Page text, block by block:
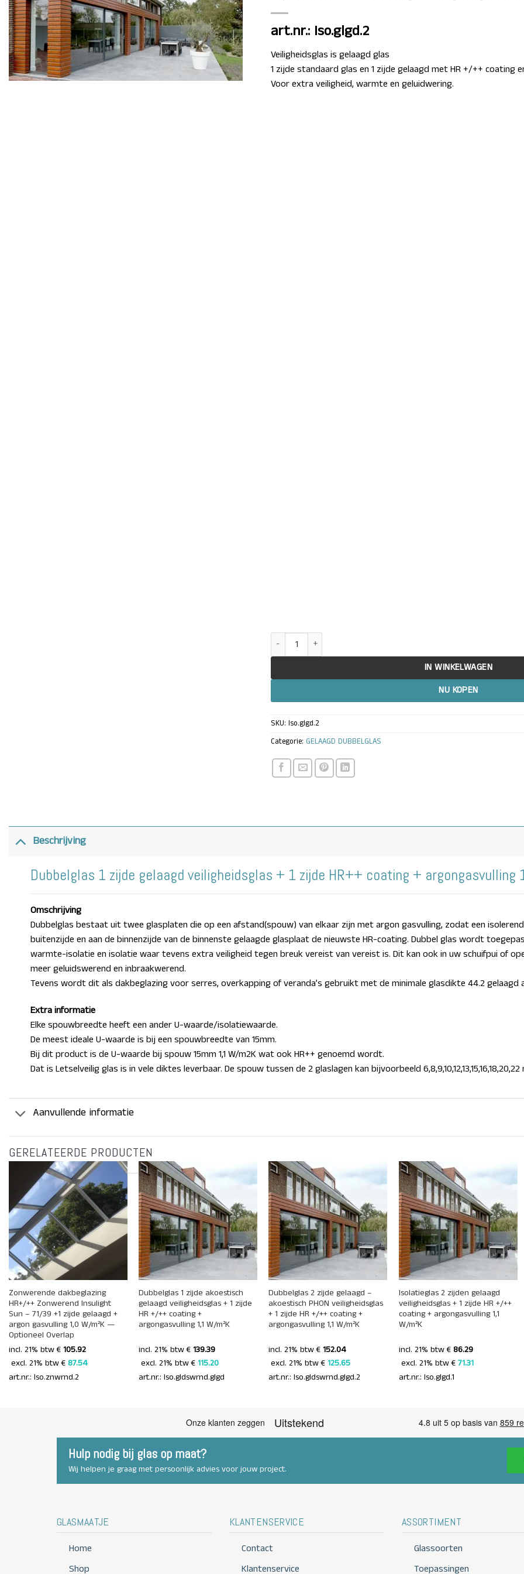
art.nr.: Iso.glgd.2
Veiligheidsglas is gelaagd glas
1 zijde standaard glas en 1 zijde gelaagd met HR +/++ coating
Voor extra veiligheid, warmte en geluidwering.
Dubbelglas 1 zijde gelaagd veiligheidsglas + 1 zijde HR++ coating +
IN WINKELWAGEN
NU KOPEN
SKU: Iso.glgd.2
Categorie: GELAAGD DUBBELGLAS
Beschrijving
Dubbelglas 1 zijde gelaagd veiligheidsglas + 1 zijde HR++ coating + argongasvulling
Omschrijving
Dubbelglas bestaat uit twee glasplaten die op een afstand(spouw) van elkaar zijn met argon gasvulling, zodat een
buitenzijde en aan de binnenzijde van de binnenste gelaagde glasplaat de nieuwste HR-coating. Dubbel glas wordt
warmte-isolatie en isolatie waar tevens extra veiligheid tegen breuk vereist van vereist is.Dit kan ook in uw schuifpui of
meer geluidswerend en inbraakwerend.
Tevens wordt dit als dakbeglazing voor serres, overkapping of veranda’s gebruikt met de minimale glasdikte 44.2 gelaagd
Extra informatie
Elke spouwbreedte heeft een ander U-waarde/isolatiewaarde.
De meest ideale U-waarde is bij een spouwbreedte van 15mm.
Bij dit product is de U-waarde bij spouw 15mm 1,1 W/m2K wat ook HR++ genoemd wordt.
Dat isLetselveilig glas is in vele diktes leverbaar.De spouw tussen de 2 glaslagen kan bijvoorbeeld
Aanvullende informatie
GERELATEERDE PRODUCTEN
+
Zonwerende dakbeglazing
HR+/++ Zonwerend Insulight
Sun – 71/39 +1 zijde gelaagd +
argon gasvulling 1,0 W/m²K —
Optioneel Overlap
incl. 21% btw € 105.92
excl. 21% btw € 87.54
art.nr.: Iso.znwrnd.2
Dubbelglas 1 zijde akoestisch
gelaagd veiligheidsglas + 1 zijde
HR +/++ coating +
argongasvulling 1,1 W/m²K
incl. 21% btw €139.39
excl. 21% btw € 115.20
art.nr.: Iso.gldswrnd.glgd
Dubbelglas 2 zijde gelaagd –
akoestisch PHON veiligheidsglas
+ 1 zijde HR +/++ coating +
argongasvulling 1,1 W/m²K
incl. 21% btw €152.04
excl. 21% btw € 125.65
art.nr.: Iso.gldswrnd.glgd.2
Isolatieglas 2 zijden gelaagd
veiligheidsglas + 1 zijde HR +/++
coating + argongasvulling 1,1
W/m²K
incl. 21% btw € 86.29
excl. 21% btw € 71.31
art.nr.: Iso.glgd.1
Hulp nodig bij glas op maat?
Wij helpen je graag met persoonlijk advies voor jouw project.
GLASMAATJE
Home
Shop
KLANTENSERVICE
Contact
Klantenservice
ASSORTIMENT
Glassoorten
Toepassingen